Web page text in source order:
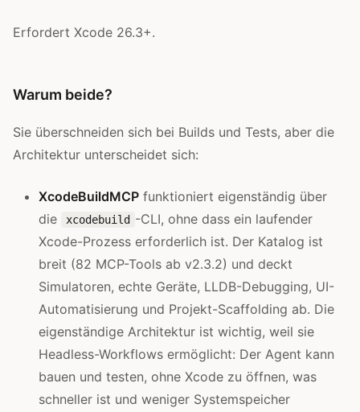
Erfordert Xcode 26.3+.
Warum beide?
Sie überschneiden sich bei Builds und Tests, aber die
Architektur unterscheidet sich:
XcodeBuildMCP funktioniert eigenständig über
die
xcodebuild -CLI, ohne dass ein laufender
Xcode-Prozess erforderlich ist. Der Katalog ist
breit (82 MCP-Tools ab v2.3.2) und deckt
Simulatoren, echte Geräte, LLDB-Debugging, UI-
Automatisierung und Projekt-Scaffolding ab. Die
eigenständige Architektur ist wichtig, weil sie
Headless-Workflows ermöglicht: Der Agent kann
bauen und testen, ohne Xcode zu öffnen, was
schneller ist und weniger Systemspeicher